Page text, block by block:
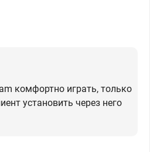
комфортно играть, только
установить через него